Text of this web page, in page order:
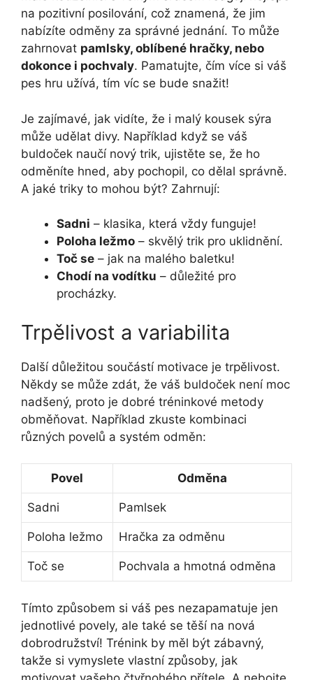
na pozitivní posilování, což znamená, že jim
nabízíte odměny za správné jednání. To může
zahrnovat pamlsky, oblíbené hračky, nebo
dokonce i pochvaly. Pamatujte, čím více si váš
pes hru užívá, tím víc se bude snažit!
Je zajímavé, jak vidíte, že i malý kousek sýra
může udělat divy. Například když se váš
buldoček naučí nový trik, ujistěte se, že ho
odměníte hned, aby pochopil, co dělal správně.
A jaké triky to mohou být? Zahrnují:
Sadni – klasika, která vždy funguje!
Poloha ležmo – skvělý trik pro uklidnění.
Toč se – jak na malého baletku!
Chodí na vodítku – důležité pro
procházky.
Trpělivost a variabilita
Další důležitou součástí motivace je trpělivost.
Někdy se může zdát, že váš buldoček není moc
nadšený, proto je dobré tréninkové metody
obměňovat. Například zkuste kombinaci
různých povelů a systém odměn:
Povel Odměna
Sadni Pamlsek
Poloha ležmo Hračka za odměnu
Toč se Pochvala a hmotná odměna
Tímto způsobem si váš pes nezapamatuje jen
jednotlivé povely, ale také se těší na nová
dobrodružství! Trénink by měl být zábavný,
takže si vymyslete vlastní způsoby, jak